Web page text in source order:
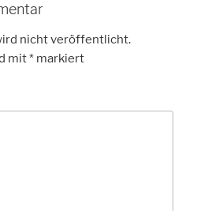
nicht veröffentlicht.
mit* markiert